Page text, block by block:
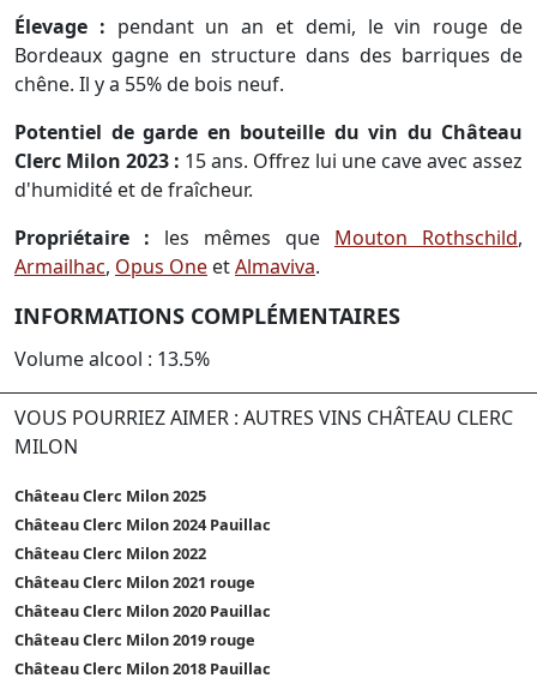
Élevage : pendant un an et demi, le vin rouge de
Bordeaux gagne en structure dans des barriques de
chêne. Il y a 55% de bois neuf.
Potentiel de garde en bouteille du vin du Château
Clerc Milon 2023 : 15 ans. Offrez lui une cave avec assez
d'humidité et de fraîcheur.
Propriétaire : les mêmes que Mouton Rothschild,
Armailhac, Opus One etAlmaviva.
INFORMATIONS COMPLÉMENTAIRES
Volume alcool : 13.5%
VOUS POURRIEZ AIMER : AUTRES VINS CHÂTEAU CLERC
MILON
Château Clerc Milon 2025
Château Clerc Milon 2024 Pauillac
Château Clerc Milon 2022
Château Clerc Milon 2021 rouge
Château Clerc Milon 2020 Pauillac
Château Clerc Milon 2019 rouge
Château Clerc Milon 2018 Pauillac